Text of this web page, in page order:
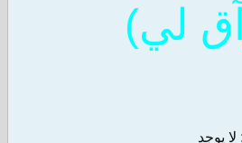
ق لي)
لا يوجد